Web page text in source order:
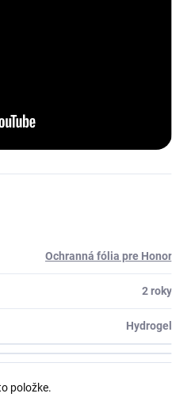
Ochranná fólia pre Honor
2 roky
Hydrogel
položke.